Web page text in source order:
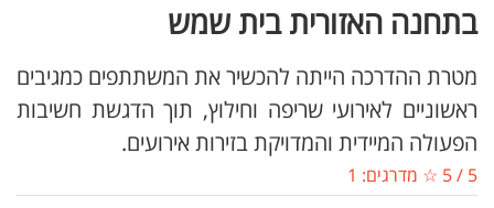
בתחנה האזורית בית שמש
מטרת ההדרכה הייתה להכשיר את המשתתפים כמגיבים
ראשוניים לאירועי שריפה וחילוץ, תוך הדגשת חשיבות
הפעולה המיידית והמדויקת בזירות אירועים.
5
/
5 ☆ מדרגים: 1